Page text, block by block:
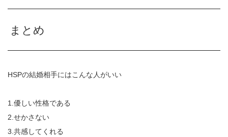
まとめ
HSPの結婚相手にはこんな人がいい
1.優しい性格である
2.せかさない
3.共感してくれる